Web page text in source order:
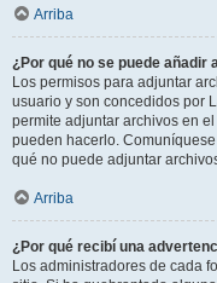
Arriba
¿Por qué no se puede añadir
Los permisos para adjuntar
usuario y son concedidos por
permite adjuntar archivos en
pueden hacerlo.
qué no puede adjuntar
Arriba
¿Por qué recibí una
Los administradores de cada